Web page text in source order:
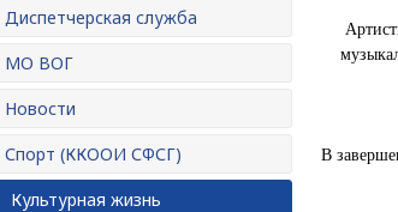
Диспетчерская служба
МО ВОГ
Новости
Спорт (ККООИ СФСГ)
Культурная жизнь
В